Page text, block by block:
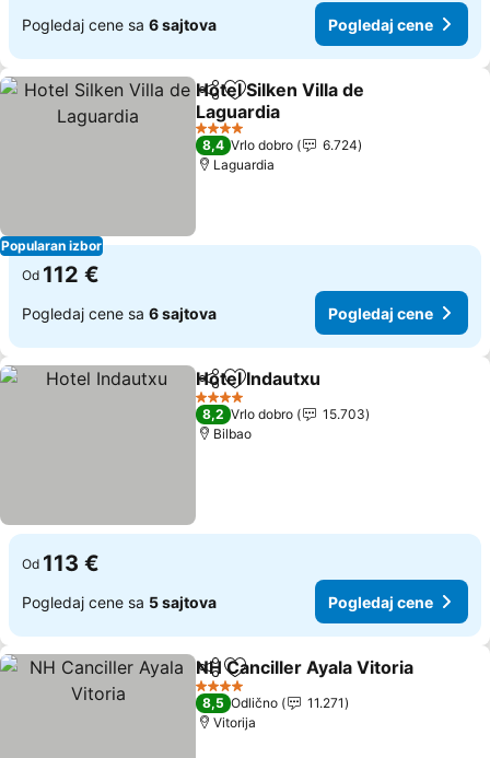
Pogledaj cene sa 6 sajtova Pogledaj cene
Popularan izbor
Deli Dodati u favorite
Hotel Silken Villa de
Laguardia
Pogledaj cene
4 Zvezdice
8,4 Vrlo dobro
6.724
Laguardia
Od 112 €
Pogledaj cene sa 6 sajtova Pogledaj cene
Deli Dodati u favorite
Hotel Indautxu
4 Zvezdice
8,2 Vrlo dobro
15.703
Bilbao
Od 113 €
Pogledaj cene sa 5 sajtova Pogledaj cene
Deli Dodati u favorite
NH Canciller Ayala Vitoria
4 Zvezdice
8,5 Odlično
11.271
Vitorija